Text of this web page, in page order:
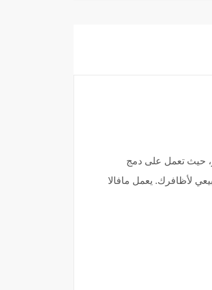
حيث تعمل على دمج
لأظافرك. يعمل مافالا